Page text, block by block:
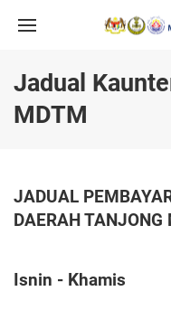
Jadual
MDTM
JADUAL
DAERAH
Isnin - Khamis